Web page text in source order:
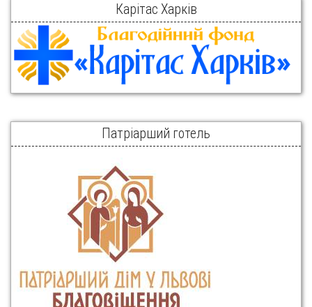
Карітас Харків
Патріарший готель